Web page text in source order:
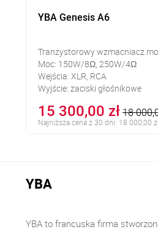
YBA Genesis A6
Tranzystorowy wzmacniacz
Moc: 150W/8Ω, 250W/4Ω
Wejścia: XLR, RCA
Wyjście: zaciski głośnikowe
15 300,00 zł18
Najniższa cena z 30 dni: 18 000,00
YBA
YBA to francuska firma